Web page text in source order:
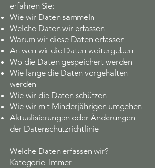
erfahren Sie:
Wie wir Daten sammeln
Welche Daten wir erfassen
Warum wir diese Daten erfassen
An wen wir die Daten weitergeben
Wo die Daten gespeichert werden
Wie lange die Daten vorgehalten
werden
Wie wir die Daten schützen
Wie wir mit Minderjährigen umgehen
Aktualisierungen oder Änderungen
der Datenschutzrichtlinie
Welche Daten erfassen wir?
Kategorie: Immer